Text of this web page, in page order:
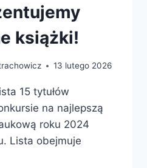
książki!
13 lutego 2026
15 tytułów
na najlepszą
roku 2024
Lista obejmuje